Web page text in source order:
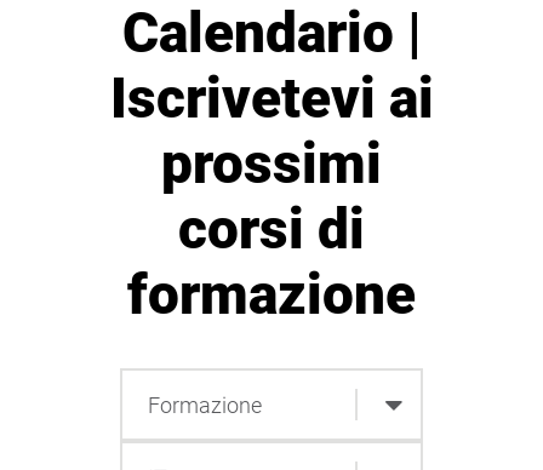
Calendario |
Iscrivetevi ai
prossimi
corsi di
formazione